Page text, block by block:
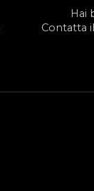
Hai
Contatta